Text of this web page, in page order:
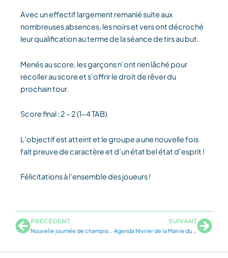
Avec un effectif largement remanié suite aux
nombreuses absences, les noirs et vers ont décroché
leur qualification au terme de la séance de tirs au but.
Menés au score, les garçons n’ont rien lâché pour
recoller au score et s’offrir le droit de rêver du
prochain tour.
Score final : 2 – 2 (1-4 TAB)
L’objectif est atteint et le groupe a une nouvelle fois
fait preuve de caractère et d’un état bel état d’esprit !
Félicitations à l’ensemble des joueurs !
Précédent
PRÉCÉDENT
Nouvelle journée de championnat pour notre équipe séniors ce samedi soir sous un froid glacial.
SUIVANT
Agenda février de la Mairie du 9e